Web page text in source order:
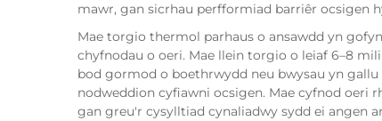
mawr, gan sicrhau perfformiad barriêr ocsigen
Mae torgio thermol parhaus o ansawdd yn
chyfnodau o oeri. Mae llein torgio o leiaf 6–8
bod gormod o boethrwydd neu bwysau yn
nodweddion cyfiawni ocsigen. Mae cyfnod oeri
gan greu'r cysylltiad cynaliadwy sydd ei angen